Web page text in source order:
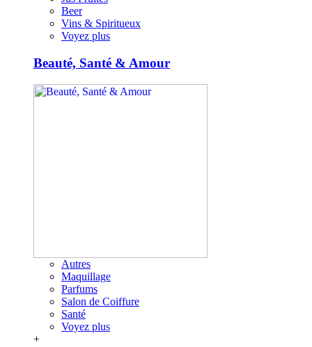
Beer
Vins & Spiritueux
Voyez plus
Beauté, Santé & Amour
Autres
Maquillage
Parfums
Salon de Coiffure
Santé
Voyez plus
+